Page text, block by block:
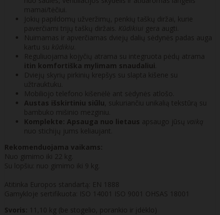
mamai/tėčiui.
Jokių papildomų užveržimų, penkių taškų diržai, kurie
paverčiami trijų taškų diržais. Kūdikiui gera augti.
Nuimamas ir apverčiamas dviejų dalių sėdynės padas auga
kartu su kūdikiu
Reguliuojama kojyčių atrama su integruota pėdų atrama
itin komfortiška mylimam snaudaliui
Dviejų skyrių pirkinių krepšys su slapta kišene su
užtrauktuku.
Mobiliojo telefono kišenėlė ant sėdynės atlošo.
Austas išskirtiniu siūlu , sukuriančiu unikalią tekstūrą su
bambuko mišinio mezginiu.
Komplekte: Apsauga nuo lietaus apsaugo jūsų vaiką
nuo stichijų jums keliaujant.
Rekomenduojama vaikams:
Nuo gimimo iki 22 kg.
Su lopšiu: nuo gimimo iki 9 kg.
Atitinka Europos standartą: EN 1888
Gamykloje sertifikuota: ISO 14001 ISO 9001 OHSAS 18001
Svoris: 11,10 kg (be stogelio, porankio ir įdėklo)